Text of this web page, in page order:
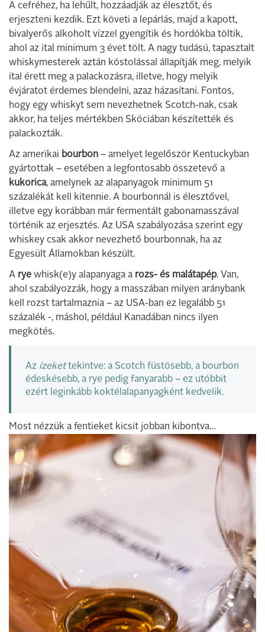
A cefréhez, ha lehűlt, hozzáadják az élesztőt, és
erjeszteni kezdik. Ezt követi a lepárlás, majd a kapott,
bivalyerős alkoholt vízzel gyengítik és hordókba töltik,
ahol az ital minimum 3 évet tölt. A nagy tudású, tapasztalt
whiskymesterek aztán kóstolással állapítják meg, melyik
ital érett meg a palackozásra, illetve, hogy melyik
évjáratot érdemes blendelni, azaz házasítani. Fontos,
hogy egy whiskyt sem nevezhetnek Scotch-nak, csak
akkor, ha teljes mértékben Skóciában készítették és
palackozták.
Az amerikai bourbon – amelyet legelőször Kentuckyban
gyártottak – esetében a legfontosabb összetevő a
kukorica, amelynek az alapanyagok minimum 51
százalékát kell kitennie. A bourbonnál is élesztővel,
illetve egy korábban már fermentált gabonamasszával
történik az erjesztés. Az USA szabályozása szerint egy
whiskey csak akkor nevezhető bourbonnak, ha az
Egyesült Államokban készült.
A rye whisk(e)y alapanyaga a rozs- és malátapép. Van,
ahol szabályozzák, hogy a masszában milyen aránybank
kell rozst tartalmaznia – az USA-ban ez legalább 51
százalék -, máshol, például Kanadában nincs ilyen
megkötés.
Az ízekettekintve: a Scotch füstösebb, a bourbon
édeskésebb, a rye pedig fanyarabb – ez utóbbit
ezért leginkább koktélalapanyagként kedvelik.
Most nézzük a fentieket kicsit jobban kibontva…